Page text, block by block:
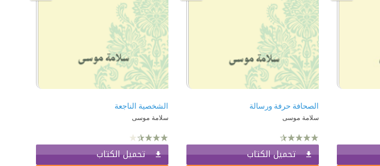
الصحافة حرفة ورسالة
سلامة موسى
تحميل الكتاب
الشخصية الناجعة
سلامة موسى
تحميل الكتاب